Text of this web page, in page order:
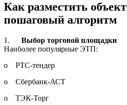
Как разместить
пошаговый алгоритм
1. Выбор торговой площадки
Наиболее популярные ЭТП:
o РТС-тендер
o Сбербанк-АСТ
o ТЭК-Торг